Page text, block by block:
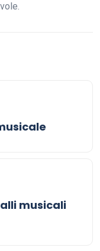
musicali